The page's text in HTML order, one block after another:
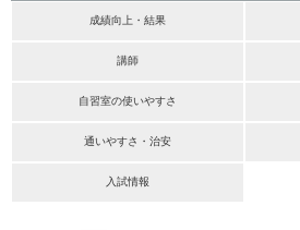
成績向上・結果
講師
自習室の使いやすさ
通いやすさ・治安
入試情報